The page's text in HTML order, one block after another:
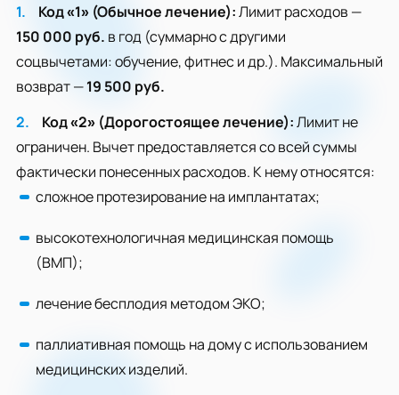
Код «1» (Обычное лечение):Лимит расходов —
150 000 руб. в год (суммарно с другими
соцвычетами: обучение, фитнес и др.). Максимальный
возврат —19 500 руб.
Код «2» (Дорогостоящее лечение):Лимит не
ограничен. Вычет предоставляется со всей суммы
фактически понесенных расходов. К нему относятся:
сложное протезирование на имплантатах;
высокотехнологичная медицинская помощь
(ВМП);
лечение бесплодия методом ЭКО;
паллиативная помощь на дому с использованием
медицинских изделий.